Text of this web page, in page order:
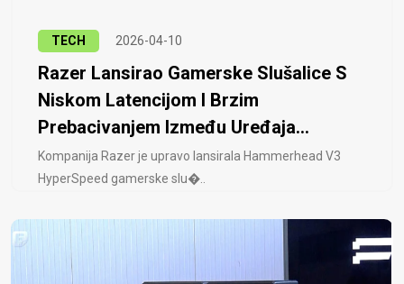
TECH 2026-04-10
Razer Lansirao Gamerske Slušalice S
Niskom Latencijom I Brzim
Prebacivanjem Između Uređaja...
Kompanija Razer je upravo lansirala Hammerhead V3
HyperSpeed ​​gamerske slu�..